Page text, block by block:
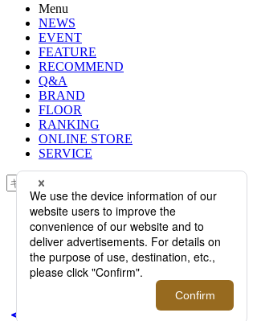
Menu
NEWS
EVENT
FEATURE
RECOMMEND
Q&A
BRAND
FLOOR
RANKING
ONLINE STORE
SERVICE
TOP
PHOTO
＜dunhill/ダンヒル＞SAMURAI
BLUE COLLECTION 2026【伊勢丹
新宿店】
＜dunhill/ダンヒル＞